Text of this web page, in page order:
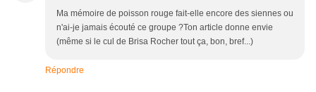
Ma mémoire de poisson rouge fait-elle encore des siennes ou
n'ai-je jamais écouté ce groupe ?Ton article donne envie
(même si le cul de Brisa Rocher tout ça, bon, bref...)
Répondre